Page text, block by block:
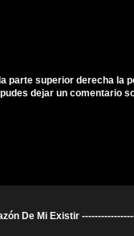
parte superior derecha la
dejar un comentario
De Mi Existir